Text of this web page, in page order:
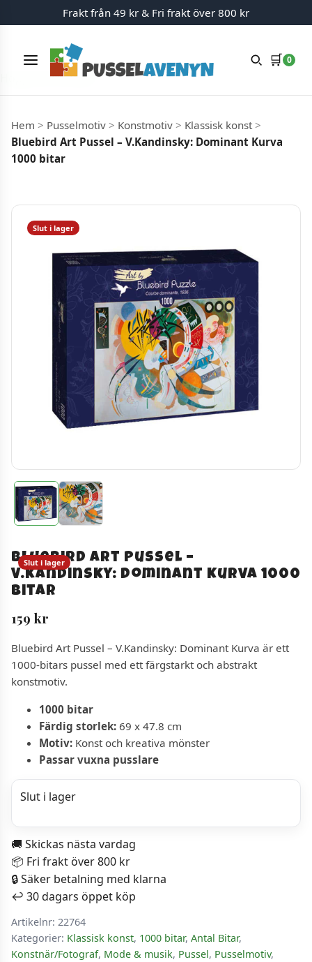
Hoppa till innehåll
Frakt från 49 kr & Fri frakt över 800 kr
Meny 🛒 0
Hem > Pusselmotiv > Konstmotiv > Klassisk konst >
Bluebird Art Pussel – V.Kandinsky: Dominant Kurva
1000 bitar
Slut i lager
Bluebird Art Pussel –
V.Kandinsky: Dominant Kurva 1000
bitar
159 kr
Slut i lager
Bluebird Art Pussel – V.Kandinsky: Dominant Kurva är ett
1000-bitars pussel med ett färgstarkt och abstrakt
konstmotiv.
1000 bitar
Färdig storlek: 69 x 47.8 cm
Motiv: Konst och kreativa mönster
Passar vuxna pusslare
Slut i lager
🚚 Skickas nästa vardag
📦 Fri frakt över 800 kr
🔒 Säker betalning med klarna
↩️ 30 dagars öppet köp
Artikelnr: 22764
Kategorier: Klassisk konst, 1000 bitar, Antal Bitar,
Konstnär/Fotograf, Mode & musik, Pussel, Pusselmotiv,